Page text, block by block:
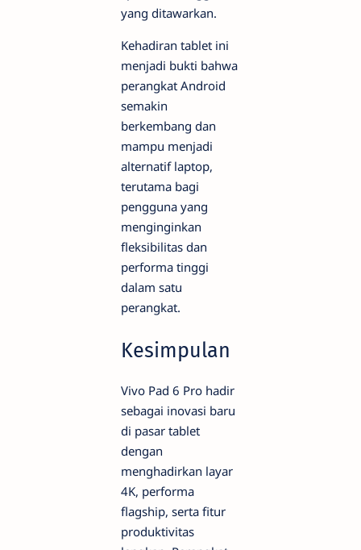
yang ditawarkan.
Kehadiran tablet ini
menjadi bukti bahwa
perangkat Android
semakin
berkembang dan
mampu menjadi
alternatif laptop,
terutama bagi
pengguna yang
menginginkan
fleksibilitas dan
performa tinggi
dalam satu
perangkat.
Kesimpulan
Vivo Pad 6 Pro hadir
sebagai inovasi baru
di pasar tablet
dengan
menghadirkan layar
4K, performa
flagship, serta fitur
produktivitas